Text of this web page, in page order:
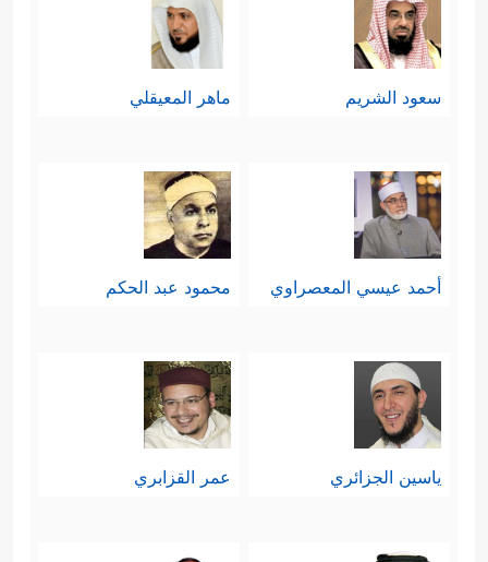
سعود الشريم ماهر المعيقلي
أحمد عيسي المعصراوي محمود عبد الحكم
ياسين الجزائري عمر القزابري